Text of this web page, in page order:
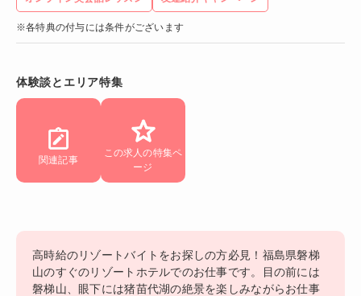
※各特典の付与には条件がございます
体験談とエリア特集
関連記事
この求人の特集ペ
ージ
高時給のリゾートバイトをお探しの方必見！福島県磐梯
山のすぐのリゾートホテルでのお仕事です。目の前には
磐梯山、眼下には猪苗代湖の絶景を楽しみながらお仕事